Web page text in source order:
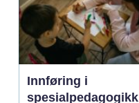
Innføring i
spesialpedagogikk